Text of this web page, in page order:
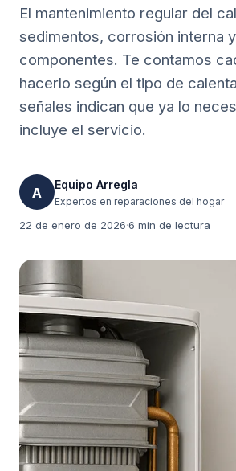
El mantenimiento regular del
sedimentos, corrosión interna
componentes. Te contamos
hacerlo según el tipo de
señales indican que ya lo
incluye el servicio.
A Equipo Arregla
Expertos en reparaciones del hogar
22 de enero de 2026·6 min de lectura